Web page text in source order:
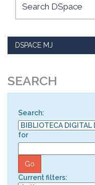
DSPACE MJ
SEARCH
Search:
for
Current filters: